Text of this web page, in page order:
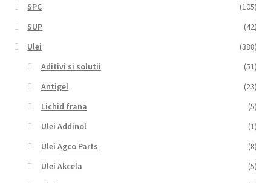
SPC
(105)
SUP
(42)
Ulei
(388)
Aditivi si solutii
(51)
Antigel
(23)
Lichid frana
(5)
Ulei Addinol
(1)
Ulei Agco Parts
(8)
Ulei Akcela
(5)